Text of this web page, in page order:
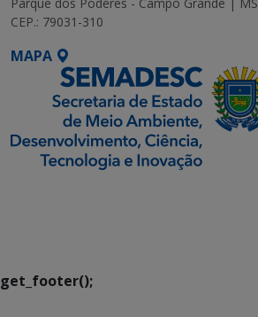
CEP.: 79031-310
MAPA
get_footer();